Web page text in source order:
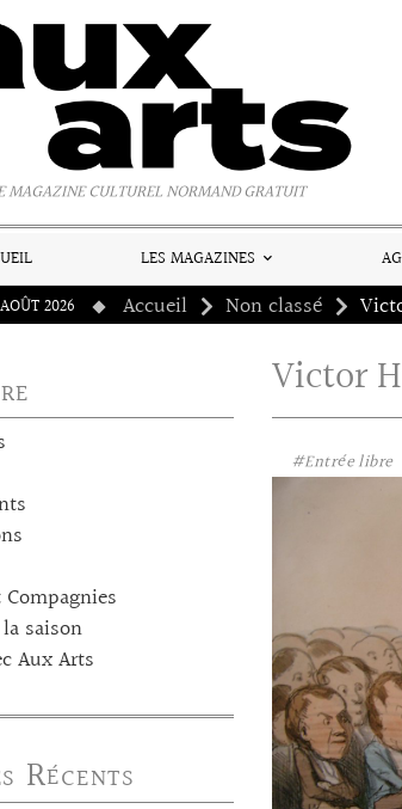
MAGAZINE CULTUREL NORMAND GRATUIT
LES MAGAZINES
2026
Accueil Non classé
Compagnies
la saison
Aux Arts
Récents
Victor
#Entrée libre
cookies